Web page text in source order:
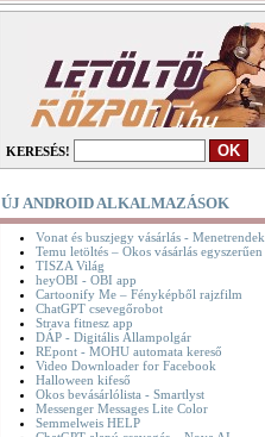
KERESÉS!
ÚJ ANDROID ALKALMAZÁSOK
Vonat és buszjegy vásárlás - Menetrendek
Temu letöltés – Okos vásárlás egyszerűen
TISZA Világ
heyOBI - OBI app
Cartoonify Me – Fényképből rajzfilm
ChatGPT csevegőrobot
Strava fitnesz app
DÁP - Digitális Állampolgár
REpont - MOHU automata kereső
Video Downloader for Facebook
Halloween kifeső
Okos bevásárlólista - Smartlyst
Messenger Messages Lite Color
Semmelweis HELP